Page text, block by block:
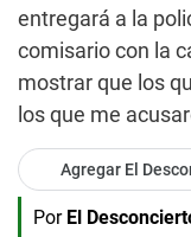
entregará a la
comisario con la
mostrar que los
los que me
Agregar El
Por El